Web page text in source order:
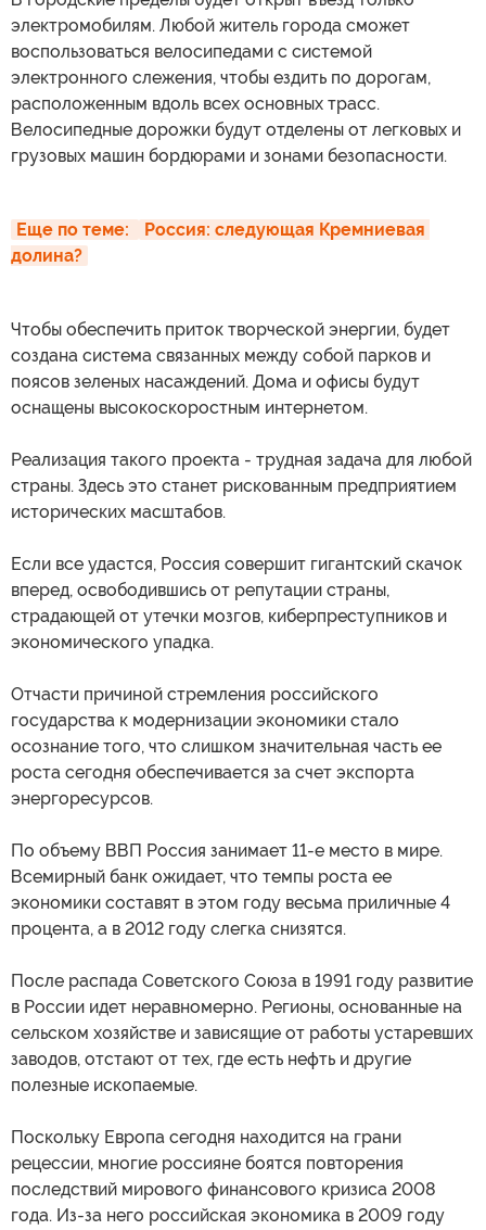
электромобилям. Любой житель города сможет
воспользоваться велосипедами с системой
электронного слежения, чтобы ездить по дорогам,
расположенным вдоль всех основных трасс.
Велосипедные дорожки будут отделены от легковых и
грузовых машин бордюрами и зонами безопасности.
Еще по теме:
Россия: следующая Кремниевая
долина?
Чтобы обеспечить приток творческой энергии, будет
создана система связанных между собой парков и
поясов зеленых насаждений. Дома и офисы будут
оснащены высокоскоростным интернетом.
Реализация такого проекта - трудная задача для любой
страны. Здесь это станет рискованным предприятием
исторических масштабов.
Если все удастся, Россия совершит гигантский скачок
вперед, освободившись от репутации страны,
страдающей от утечки мозгов, киберпреступников и
экономического упадка.
Отчасти причиной стремления российского
государства к модернизации экономики стало
осознание того, что слишком значительная часть ее
роста сегодня обеспечивается за счет экспорта
энергоресурсов.
По объему ВВП Россия занимает 11-е место в мире.
Всемирный банк ожидает, что темпы роста ее
экономики составят в этом году весьма приличные 4
процента, а в 2012 году слегка снизятся.
После распада Советского Союза в 1991 году развитие
в России идет неравномерно. Регионы, основанные на
сельском хозяйстве и зависящие от работы устаревших
заводов, отстают от тех, где есть нефть и другие
полезные ископаемые.
Поскольку Европа сегодня находится на грани
рецессии, многие россияне боятся повторения
последствий мирового финансового кризиса 2008
года. Из-за него российская экономика в 2009 году